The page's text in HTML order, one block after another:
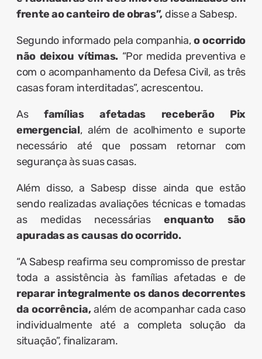
frente ao canteiro de obras”, disse a Sabesp.
Segundo informado pela companhia,o ocorrido
não deixou vítimas. “Por medida preventiva e
com o acompanhamento da Defesa Civil, as três
casas foram interditadas”, acrescentou.
As famílias afetadas receberão Pix
emergencial, além de acolhimento e suporte
necessário até que possam retornar com
segurança às suas casas.
Além disso, a Sabesp disse ainda que estão
sendo realizadas avaliações técnicas e tomadas
as medidas necessáriasenquanto são
apuradas as causas do ocorrido.
“A Sabesp reafirma seu compromisso de prestar
toda a assistência às famílias afetadas e de
reparar integralmente os danos decorrentes
da ocorrência,além de acompanhar cada caso
individualmente até a completa solução da
situação”, finalizaram.